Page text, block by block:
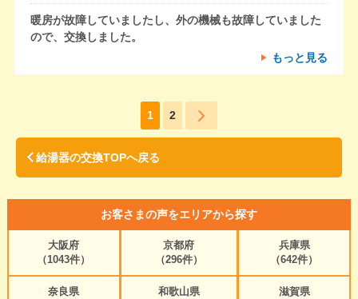
暖房が故障していましたし、外の機械も故障していました
ので、交換しました。
もっと見る
1 2
給湯器の交換TOPへ戻る
お客さまの声をエリアから探す
大阪府
（1043件）
京都府
（296件）
兵庫県
（642件）
奈良県
和歌山県
滋賀県